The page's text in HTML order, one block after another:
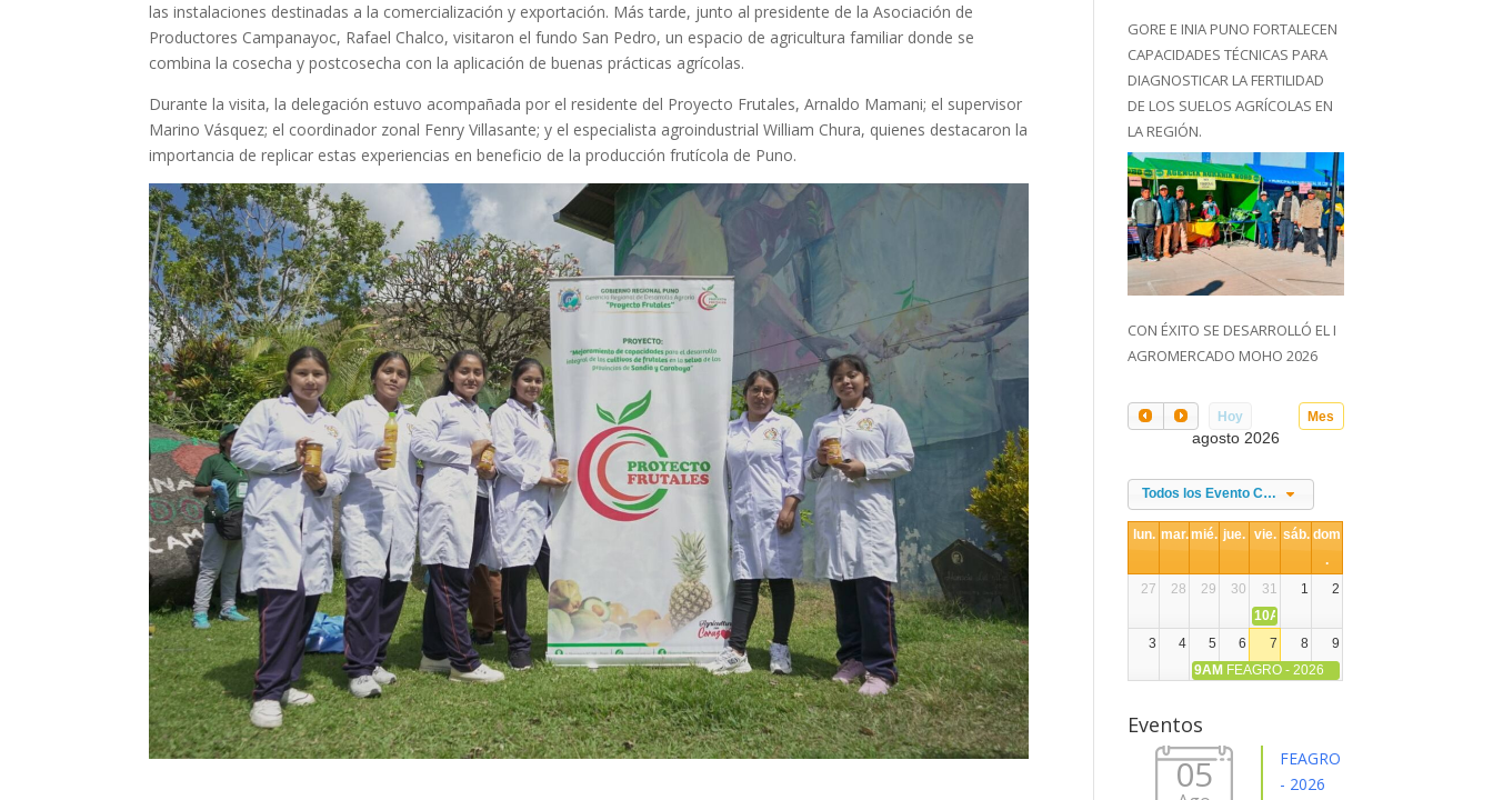
las instalaciones destinadas a la comercialización y exportación. Más tarde, junto al presidente de la Asociación de
Productores Campanayoc, Rafael Chalco, visitaron el fundo San Pedro, un espacio de agricultura familiar donde se
combina la cosecha y postcosecha con la aplicación de buenas prácticas agrícolas.
Durante la visita, la delegación estuvo acompañada por el residente del Proyecto Frutales, Arnaldo Mamani; el supervisor
Marino Vásquez; el coordinador zonal Fenry Villasante; y el especialista agroindustrial William Chura, quienes destacaron la
importancia de replicar estas experiencias en beneficio de la producción frutícola de Puno.
GORE E INIA PUNO FORTALECEN
CAPACIDADES TÉCNICAS PARA
DIAGNOSTICAR LA FERTILIDAD
DE LOS SUELOS AGRÍCOLAS EN
LA REGIÓN.
CON ÉXITO SE DESARROLLÓ EL I
AGROMERCADO MOHO 2026
Hoy Mes
agosto 2026
Todos los Evento Categories
lun. mar.mié. jue. vie. sáb. dom
.
27
28 29 30 31 1
2
10AM
3
4 5 6 7 8
9
9AM FEAGRO - 2026
17 18 19 20 22 23
Eventos
05
FEAGRO
- 2026